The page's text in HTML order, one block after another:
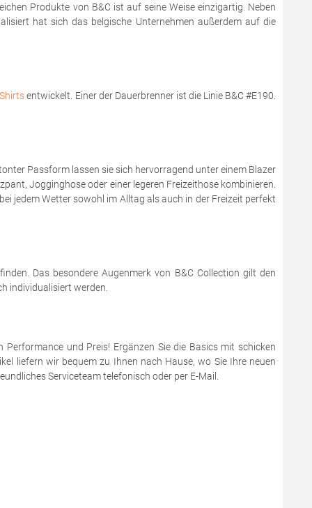
Produkte von B&C ist auf seine Weise einzigartig. Neben
hat sich das belgische Unternehmen außerdem auf die
entwickelt. Einer der Dauerbrenner ist die Linie B&C #E190.
Passform lassen sie sich hervorragend unter einem Blazer
Jogginghose oder einer legeren Freizeithose kombinieren.
jedem Wetter sowohl im Alltag als auch in der Freizeit perfekt
Das besondere Augenmerk von B&C Collection gilt den
individualisiert werden.
und Preis! Ergänzen Sie die Basics mit schicken
liefern wir bequem zu Ihnen nach Hause, wo Sie Ihre neuen
Serviceteam telefonisch oder per E-Mail.